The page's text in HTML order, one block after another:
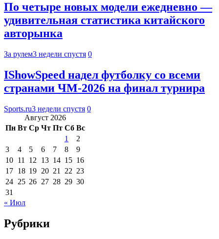
По четыре новых модели ежедневно —
удивительная статистика китайского
авторынка
За рулем3 недели спустя 0
IShowSpeed надел футболку со всеми
странами ЧМ-2026 на финал турнира
Sports.ru3 недели спустя 0
Август 2026
Пн Вт Ср Чт Пт Сб Вс
1
2
3
4 5 6 7 8
9
10 11 12 13 14 15 16
17 18 19 20 21 22 23
24 25 26 27 28 29 30
31
« Июл
Рубрики